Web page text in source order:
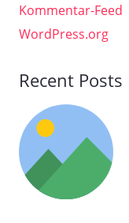
Kommentar-Feed
WordPress.org
Recent Posts